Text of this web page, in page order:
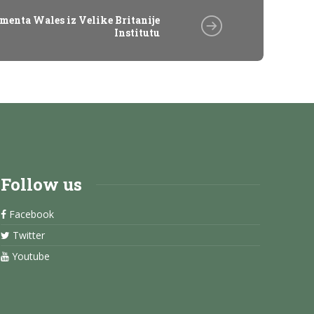
Wales iz Velike Britanije
Institutu
Follow us
Facebook
Twitter
Youtube